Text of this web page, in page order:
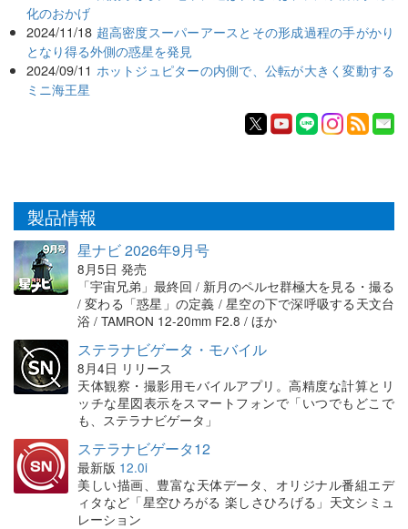
化のおかげ
2024/11/18 超高密度スーパーアースとその形成過程の手がかり
となり得る外側の惑星を発見
2024/09/11 ホットジュピターの内側で、公転が大きく変動する
ミニ海王星
製品情報
星ナビ 2026年9月号
8月5日 発売
「宇宙兄弟」最終回 / 新月のペルセ群極大を見る・撮る
/ 変わる「惑星」の定義 / 星空の下で深呼吸する天文台
浴 / TAMRON 12-20mm F2.8 / ほか
ステラナビゲータ・モバイル
8月4日 リリース
天体観察・撮影用モバイルアプリ。高精度な計算とリ
ッチな星図表示をスマートフォンで「いつでもどこで
も、ステラナビゲータ」
ステラナビゲータ12
最新版 12.0i
美しい描画、豊富な天体データ、オリジナル番組エデ
ィタなど「星空ひろがる 楽しさひろげる」天文シミュ
レーション